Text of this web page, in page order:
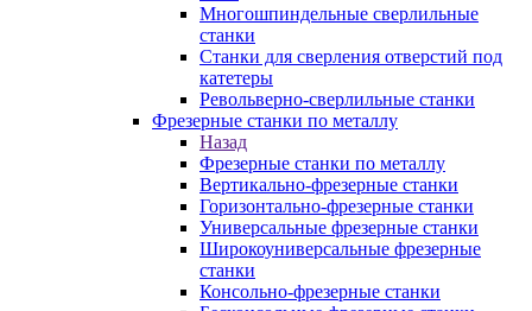
Многошпиндельные сверлильные
станки
Станки для сверления отверстий под
катетеры
Револьверно-сверлильные станки
Фрезерные станки по металлу
Назад
Фрезерные станки по металлу
Вертикально-фрезерные станки
Горизонтально-фрезерные станки
Универсальные фрезерные станки
Широкоуниверсальные фрезерные
станки
Консольно-фрезерные станки